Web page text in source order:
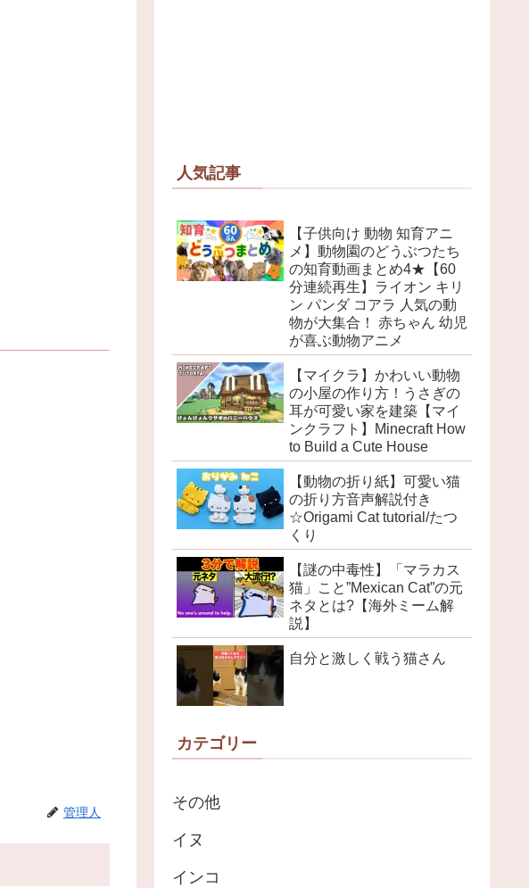
管理人
人気記事
【子供向け 動物 知育アニ
メ】動物園のどうぶつたち
の知育動画まとめ4★【60
分連続再生】ライオン キリ
ン パンダ コアラ 人気の動
物が大集合！ 赤ちゃん 幼児
が喜ぶ動物アニメ
【マイクラ】かわいい動物
の小屋の作り方！うさぎの
耳が可愛い家を建築【マイ
ンクラフト】Minecraft How
to Build a Cute House
【動物の折り紙】可愛い猫
の折り方音声解説付き
☆Origami Cat tutorial/たつ
くり
【謎の中毒性】「マラカス
猫」こと”Mexican Cat”の元
ネタとは?【海外ミーム解
説】
自分と激しく戦う猫さん
カテゴリー
その他
イヌ
インコ